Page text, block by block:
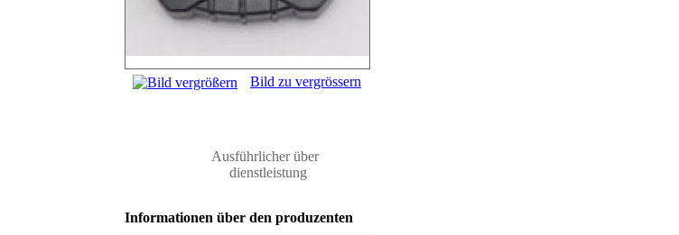
Bild zu vergrössern
Ausführlicher über
dienstleistung
Informationen über den produzenten